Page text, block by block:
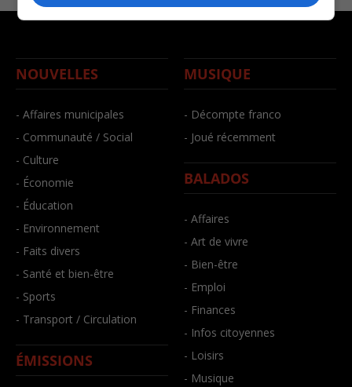
NOUVELLES
- Affaires municipales
- Communauté / Social
- Culture
- Économie
- Éducation
- Environnement
- Faits divers
- Santé et bien-être
- Sports
- Transport / Circulation
ÉMISSIONS
MUSIQUE
- Décompte franco
- Joué récemment
BALADOS
- Affaires
- Art de vivre
- Bien-être
- Emploi
- Finances
- Infos citoyennes
- Loisirs
- Musique